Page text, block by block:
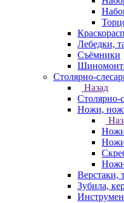
Лебедки,
Съёмники
Столярно-
Назад
Столярно-
Ножи,
Верстаки,
Зубила,